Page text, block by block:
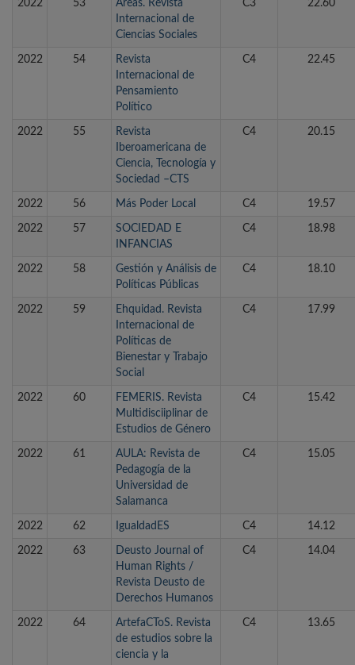
2022 53
Áreas. Revista
Internacional de
Ciencias Sociales
C3 22.60
2022 54
Revista
Internacional de
Pensamiento
Político
C4 22.45
2022 55
Revista
Iberoamericana de
Ciencia, Tecnología y
Sociedad –CTS
C4 20.15
2022 56 Más Poder Local C4 19.57
2022 57
SOCIEDAD E
INFANCIAS
C4 18.98
2022 58
Gestión y Análisis de
Políticas Públicas
C4 18.10
2022 59
Ehquidad. Revista
Internacional de
Políticas de
Bienestar y Trabajo
Social
C4 17.99
2022 60
FEMERIS. Revista
Multidisciiplinar de
Estudios de Género
C4 15.42
2022 61
AULA: Revista de
Pedagogía de la
Universidad de
Salamanca
C4 15.05
2022 62 IgualdadES C4 14.12
2022 63
Deusto Journal of
Human Rights /
Revista Deusto de
Derechos Humanos
C4 14.04
2022 64
ArtefaCToS. Revista
de estudios sobre la
ciencia y la
C4 13.65